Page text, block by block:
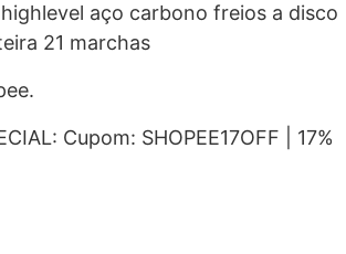
aço carbono freios a disco
21 marchas
Cupom: SHOPEE17OFF | 17%